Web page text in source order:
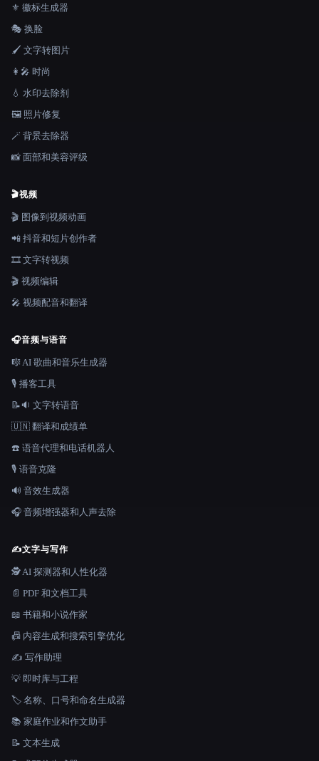
⚜️ 徽标生成器
🎭 换脸
🖌️ 文字转图片
👩‍🎤 时尚
💧 水印去除剂
🖼️ 照片修复
🪄 背景去除器
📸 面部和美容评级
🎬视频
🎬 图像到视频动画
📲 抖音和短片创作者
🎞️ 文字转视频
🎬 视频编辑
🎤 视频配音和翻译
🎧音频与语音
🎼 AI 歌曲和音乐生成器
🎙️ 播客工具
📝🔉 文字转语音
🇺🇳 翻译和成绩单
☎️ 语音代理和电话机器人
🎙️ 语音克隆
🔊 音效生成器
🎧 音频增强器和人声去除
✍️文字与写作
🕵️ AI 探测器和人性化器
📄 PDF 和文档工具
📖 书籍和小说作家
📠 内容生成和搜索引擎优化
✍️ 写作助理
💡 即时库与工程
🏷️ 名称、口号和命名生成器
📚 家庭作业和作文助手
📝 文本生成